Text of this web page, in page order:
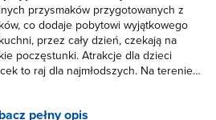
przysmaków przygotowanych z
co dodaje pobytowi wyjątkowego
przez cały dzień, czekają na
poczęstunki. Atrakcje dla dzieci
to raj dla najmłodszych. Na terenie
na długie godziny. Poza tym w
pełny opis